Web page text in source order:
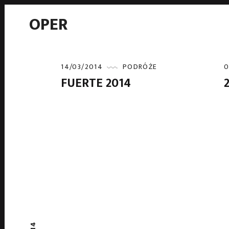
OPER
14/03/2014 PODRÓŻE
FUERTE 2014